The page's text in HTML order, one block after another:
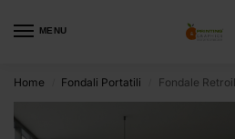
MENU
Home Fondali Portatili Fondale